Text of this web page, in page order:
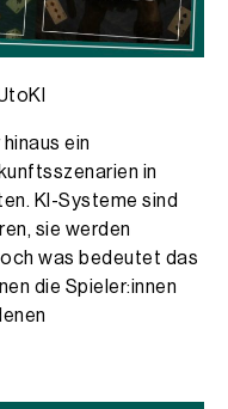
ein
in
KI-Systeme sind
sie werden
was bedeutet das
die Spieler:innen